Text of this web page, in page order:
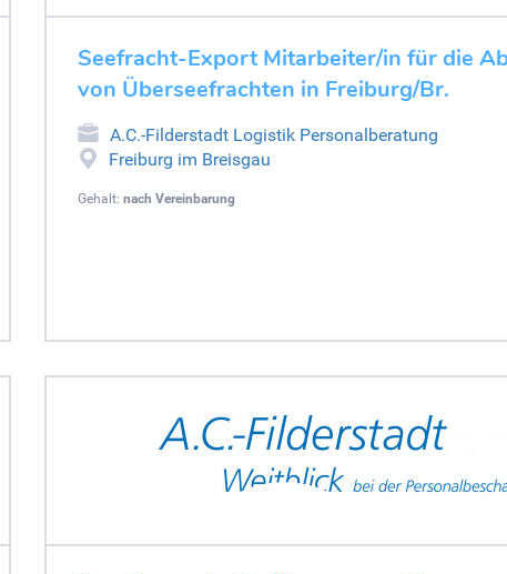
Seefracht-Export Mitarbeiter/in für die
von Überseefrachten in Freiburg/Br.
A.C.-Filderstadt Logistik Personalberatung
Freiburg im Breisgau
Gehalt: nach Vereinbarung